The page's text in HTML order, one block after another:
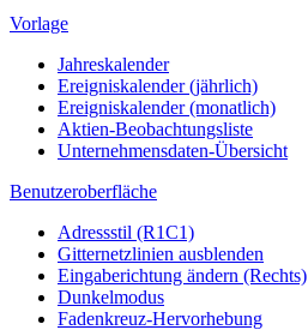
Vorlage
Jahreskalender
Ereigniskalender (jährlich)
Ereigniskalender (monatlich)
Aktien-Beobachtungsliste
Unternehmensdaten-Übersicht
Benutzeroberfläche
Adressstil (R1C1)
Gitternetzlinien ausblenden
Eingaberichtung ändern (Rechts)
Dunkelmodus
Fadenkreuz-Hervorhebung